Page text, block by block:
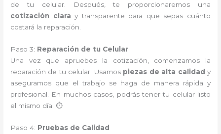
de tu celular. Después, te proporcionaremos una
cotización clara y transparente para que sepas cuánto
costará la reparación.
Paso 3: Reparación de tu Celular
Una vez que apruebes la cotización, comenzamos la
reparación de tu celular. Usamos piezas de alta calidad y
aseguramos que el trabajo se haga de manera rápida y
profesional. En muchos casos, podrás tener tu celular listo
el mismo día. ⏱️
Paso 4: Pruebas de Calidad